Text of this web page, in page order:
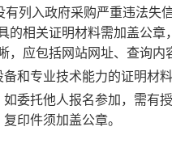
有列入政府采购严重违法
的相关证明材料需加盖公
，应包括网站网址、查询内
和专业技术能力的证明材
委托他人报名参加，需有
印件须加盖公章。